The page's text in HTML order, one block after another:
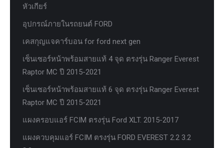
หัวเกียร์
อุปกรณ์ภายในรถยนต์ FORD
เคสกุญแจคาร์บอน for ford next gen
เซ็นเซอร์หน้าพร้อมสายแท้ 4 จุด ตรงรุ่น Ranger Everest
Raptor MC ปี 2015-2021
เซ็นเซอร์หน้าพร้อมสายแท้ 6 จุด ตรงรุ่น Ranger Everest
Raptor MC ปี 2015-2021
แผงครอบแอร์ FCIM ตรงรุ่น Ford XLT. 2015-2017
แผงควบคุมแอร์ FCIM ตรงรุ่น FORD EVEREST 2.2 3.2